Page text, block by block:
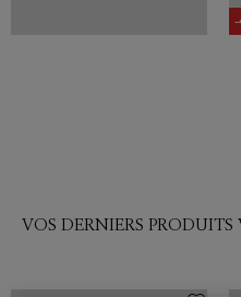
-
VOS DERNIERS PRODUITS